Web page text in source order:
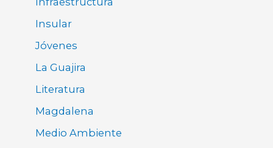
Insular
Jóvenes
La Guajira
Literatura
Magdalena
Medio Ambiente